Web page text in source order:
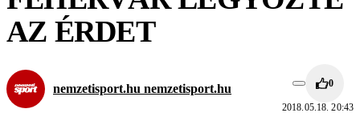
AZ ÉRDET
nemzetisport.hu nemzetisport.hu 0
2018.05.18. 20:43